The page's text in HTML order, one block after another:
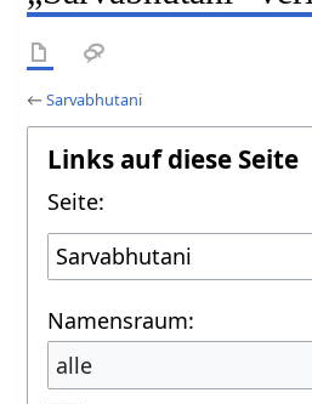
←Sarvabhutani
Links auf diese Seite
Seite:
Namensraum:
alle